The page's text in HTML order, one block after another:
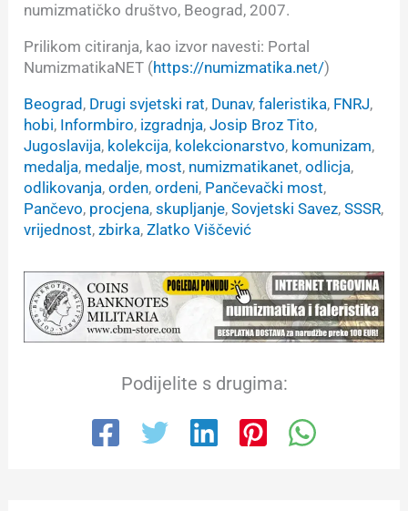
numizmatičko društvo, Beograd, 2007.
Prilikom citiranja, kao izvor navesti: Portal
NumizmatikaNET (https://numizmatika.net/)
Beograd , Drugi svjetski rat, Dunav, faleristika, FNRJ
hobi, Informbiro, izgradnja, Josip Broz Tito
Jugoslavija, kolekcija, kolekcionarstvo, komunizam
medalja, medalje, most, numizmatikanet, odlicja
odlikovanja, orden, ordeni, Pančevački most
Pančevo, procjena, skupljanje, Sovjetski Savez, SSSR
vrijednost, zbirka, Zlatko Viščević
Podijelite s drugima: